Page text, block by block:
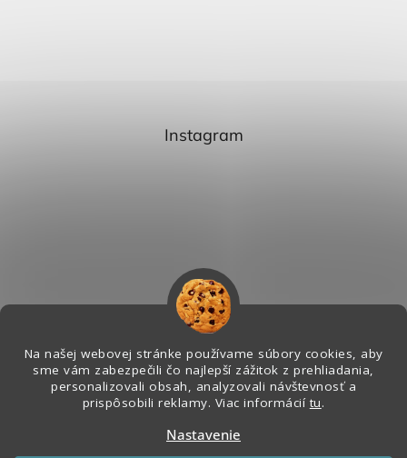
Na našej webovej stránke používame súbory cookies, aby
sme vám zabezpečili čo najlepší zážitok z prehliadania,
personalizovali obsah, analyzovali návštevnosť a
prispôsobili reklamy. Viac informácií tu.
Nastavenie
Instagram
Sledovať na Instagrame